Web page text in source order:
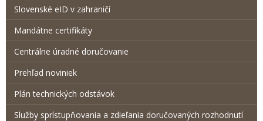
Slovenské eID v zahraničí
Mandátne certifikáty
Centrálne úradné doručovanie
Prehľad noviniek
Plán technických odstávok
Služby sprístupňovania a zdieľania doručovaných rozhodnutí